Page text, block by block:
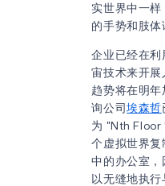
实世界中一
的手势和肢体
企业已经在利
宙技术来开
趋势将在明年
询公司埃森哲
为 "Nth Floor
个虚拟世界
中的办公室
以无缝地执